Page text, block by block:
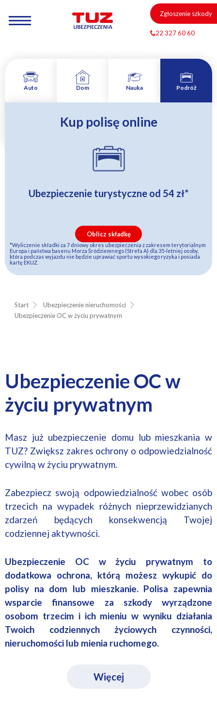
Zgłoszenie szkody
22 327 60 60
Auto Dom Nauka Podróż
Kup polisę online
Ubezpieczenie turystyczne od 54 zł*
Oblicz składkę
*Wyliczenie składki za 7 dniowy okres ubezpieczenia z zakresem terytorialnym
Europa i państwa basenu Morza Śródziemnego (Strefa A) dla 35-letniej osoby,
która podczas wyjazdu nie będzie uprawiać sportu wysokiego ryzyka i posiada
kartę EKUZ.
Start
Ubezpieczenie nieruchomości
Ubezpieczenie OC w życiu prywatnym
Ubezpieczenie OC w
życiu prywatnym
Masz już ubezpieczenie domu lub mieszkania w
TUZ? Zwiększ zakres ochrony o odpowiedzialność
cywilną w życiu prywatnym.
Zabezpiecz swoją odpowiedzialność wobec osób
trzecich na wypadek różnych nieprzewidzianych
zdarzeń będących konsekwencją Twojej
codziennej aktywności.
Ubezpieczenie OC w życiu prywatnym to
dodatkowa ochrona, którą możesz wykupić do
polisy na dom lub mieszkanie. Polisa zapewnia
wsparcie finansowe za szkody wyrządzone
osobom trzecim i ich mieniu w wyniku działania
Twoich codziennych życiowych czynności,
nieruchomości lub mienia ruchomego.
Więcej